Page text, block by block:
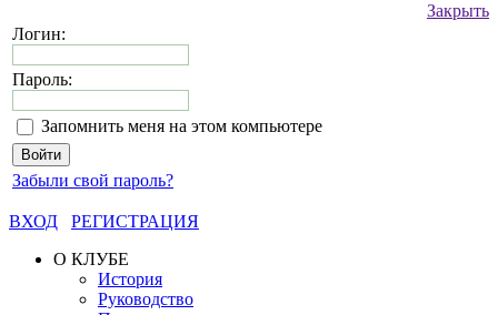
Закрыть
Логин:
Пароль:
Запомнить меня на этом компьютере
Забыли свой пароль?
ВХОД
РЕГИСТРАЦИЯ
О КЛУБЕ
История
Руководство